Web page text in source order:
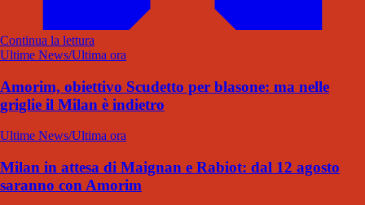
Continua la lettura
Ultime News/Ultima ora
Amorim, obiettivo Scudetto per blasone: ma nelle
griglie il Milan è indietro
Ultime News/Ultima ora
Milan in attesa di Maignan e Rabiot: dal 12 agosto
saranno con Amorim